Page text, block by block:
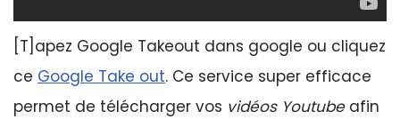
[T]apez Google Takeout dans google ou cliquez
ce Google Take out. Ce service super efficace
permet de télécharger vos vidéos Youtubeafin